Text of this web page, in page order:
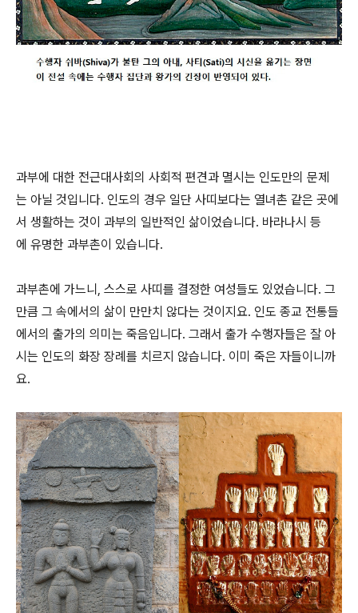
과부에 대한 전근대사회의 사회적 편견과 멸시는 인도만의 문제
는 아닐 것입니다. 인도의 경우 일단 사띠보다는 열녀촌 같은 곳에
서 생활하는 것이 과부의 일반적인 삶이었습니다. 바라나시 등
에 유명한 과부촌이 있습니다.
과부촌에 가느니, 스스로 사띠를 결정한 여성들도 있었습니다. 그
만큼 그 속에서의 삶이 만만치 않다는 것이지요. 인도 종교 전통들
에서의 출가의 의미는 죽음입니다. 그래서 출가 수행자들은 잘 아
시는 인도의 화장 장례를 치르지 않습니다. 이미 죽은 자들이니까
요.